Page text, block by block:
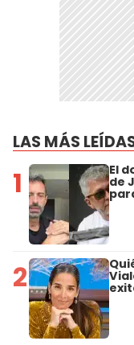
LAS MÁS
1 El
de
2